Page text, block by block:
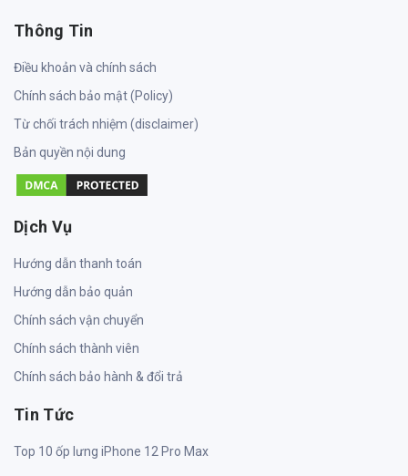
Thông Tin
Điều khoản và chính sách
Chính sách bảo mật (Policy)
Từ chối trách nhiệm (disclaimer)
Bản quyền nội dung
Dịch Vụ
Hướng dẫn thanh toán
Hướng dẫn bảo quản
Chính sách vận chuyển
Chính sách thành viên
Chính sách bảo hành & đổi trả
Tin Tức
Top 10 ốp lưng iPhone 12 Pro Max